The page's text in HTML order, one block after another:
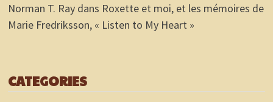
Norman T. Raydans Roxette et moi, et les mémoires de
Marie Fredriksson, « Listen to My Heart »
CATEGORIES